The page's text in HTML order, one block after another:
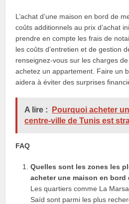
L’achat d’une maison en bord de
coûts additionnels au prix d’achat
prendre en compte les frais de
les coûts d’entretien et de gestion
renseignez-vous sur les charges
achetez un appartement. Faire un
aidera à éviter des surprises
A lire :
Pourquoi acheter
centre-ville de Tunis est
FAQ
Quelles sont les zones les
acheter une maison en bord
Les quartiers comme La
Saïd sont parmi les plus